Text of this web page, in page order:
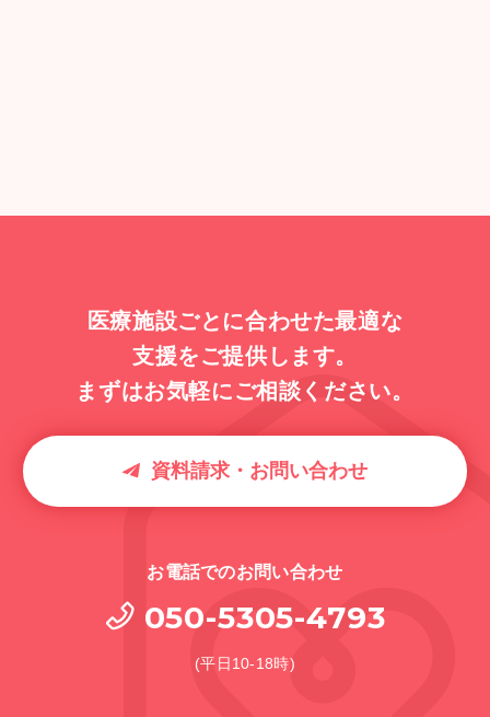
医療施設ごとに合わせた最適な
支援をご提供します。
まずはお気軽にご相談ください。
資料請求・お問い合わせ
お電話でのお問い合わせ
050-5305-4793
(平日10-18時)